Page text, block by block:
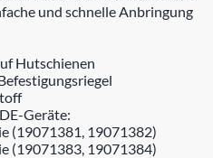
und schnelle Anbringung
Hutschienen
Geräte:
(19071381, 19071382)
(19071383, 19071384)